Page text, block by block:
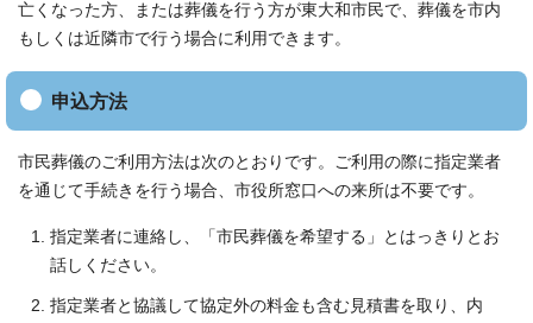
亡くなった方、または葬儀を行う方が東大和市民で、葬儀を市内
もしくは近隣市で行う場合に利用できます。
申込方法
市民葬儀のご利用方法は次のとおりです。ご利用の際に指定業者
を通じて手続きを行う場合、市役所窓口への来所は不要です。
指定業者に連絡し、「市民葬儀を希望する」とはっきりとお
話しください。
指定業者と協議して協定外の料金も含む見積書を取り、内